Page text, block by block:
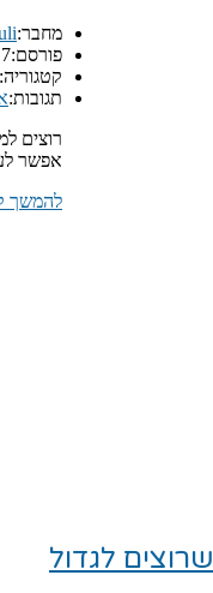
מחבר:
פורסם:
קטגוריה:
תגובות:
רוצים
אפשר
להמשך
לגדול